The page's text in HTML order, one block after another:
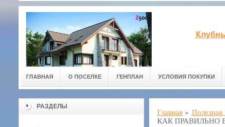
ГЛАВНАЯ О ПОСЕЛКЕ ГЕНПЛАН УСЛОВИЯ ПОКУПКИ
РАЗДЕЛЫ
Главная »
КАК ПРАВИЛЬНО